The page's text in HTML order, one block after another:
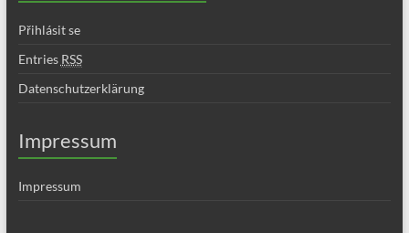
Přihlásit se
Entries RSS
Datenschutzerklärung
Impressum
Impressum